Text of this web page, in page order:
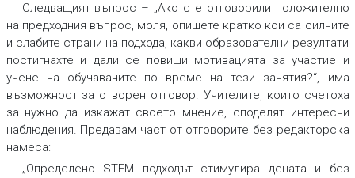
Следващият въпрос – „Ако сте отговорили положително
на предходния въпрос, моля, опишете кратко кои са силните
и слабите страни на подхода, какви образователни резултати
постигнахте и дали се повиши мотивацията за участие и
учене на обучаваните по време на тези занятия?“, има
възможност за отворен отговор. Учителите, които счетоха
за нужно да изкажат своето мнение, споделят интересни
наблюдения. Предавам част от отговорите без редакторска
намеса:
„Определено STEM подходът стимулира децата и без